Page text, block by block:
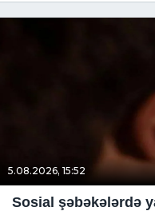
5.08.2026, 15:52
Sosial şəbəkələrdə